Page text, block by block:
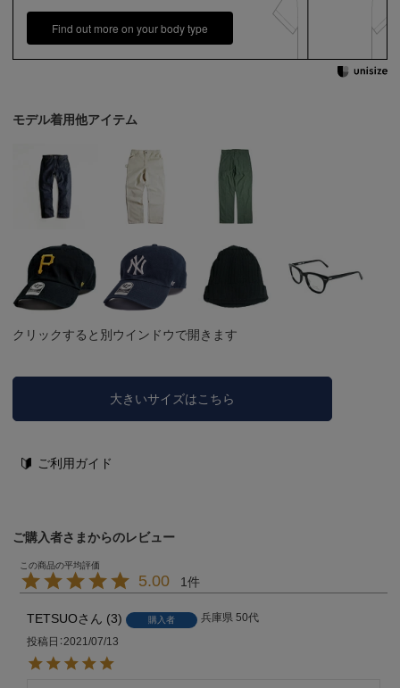
Find out more on your body type
モデル着用他アイテム
クリックすると別ウインドウで開きます
大きいサイズはこちら
ご利用ガイド
ご購入者さまからのレビュー
5.00 1
TETSUO 3 購入者 兵庫県 50代
投稿日 2021/07/13